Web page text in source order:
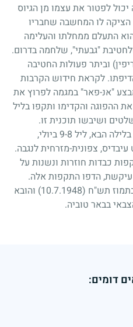
לפטור את עצמו מן הגיוס
לו המחשבה שחבריו
התעלם ממחלתו והעלימה
"גבעתי", שלחמה בדרום.
וביתר פעולות החטיבה
לקראת חידוש הקרבות
"אנ-פאר" במגמה לפרוץ את
ההפוגה והקדימו ותקפו בליל
ושיבשו תוכנית זו.
הבא, ליל 8
-
9ביולי,
צפונית-מזרחית לנגבה.
כבדות חוזרות ונשנות על
עיקשת, הדפו התקפות אלה.
תש"ח (10.7.1948)
והובא
בבאר טוביה.
דומים: